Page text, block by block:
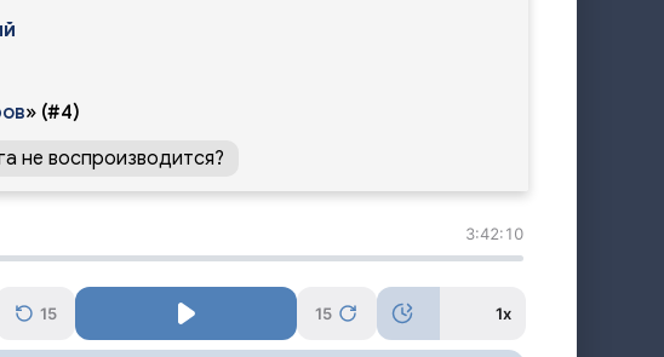
» (#4)
не воспроизводится?
3:42:10
15 15 1x